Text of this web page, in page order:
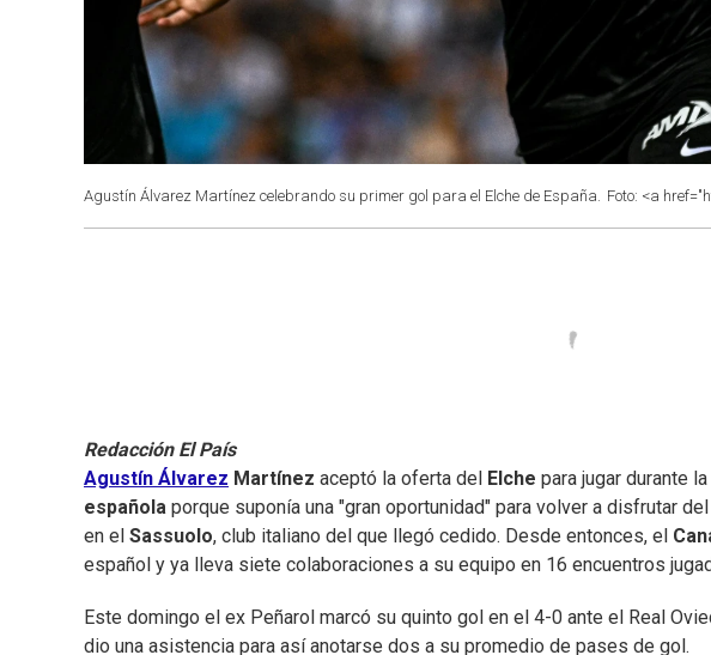
Agustín Álvarez Martínez celebrando su primer gol para el Elche de España. Foto: <a
Redacción El País
Agustín Álvarez Martínez aceptó la oferta del Elche para jugar durante
española porque suponía una "gran oportunidad" para volver a disfrutar
en el Sassuolo, club italiano del que llegó cedido. Desde entonces, el
español y ya lleva siete colaboraciones a su equipo en 16 encuentros
Este domingo el ex Peñarol marcó su quinto gol en el 4-0 ante el Real
dio una asistencia para así anotarse dos a su promedio de pases de gol.